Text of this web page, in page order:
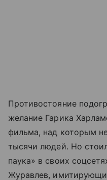
Противостояние
желание Гарика
фильма, над которым
тысячи людей. Но
паука» в своих
Журавлев,